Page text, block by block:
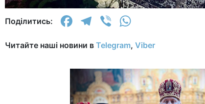
Поділитись: Facebook
Telegram
Viber
Читайте наші новини в Telegram, Viber